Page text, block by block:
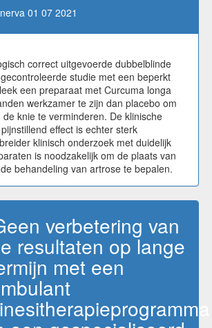
01 07 2021
correct uitgevoerde dubbelblinde
studie met een beperkt
een preparaat met Curcuma longa
werkzamer te zijn dan placebo om
knie te verminderen. De klinische
effect is echter sterk
klinisch onderzoek met duidelijk
is noodzakelijk om de plaats van
behandeling van artrose te bepalen.
verbetering van
resultaten op lange
met een